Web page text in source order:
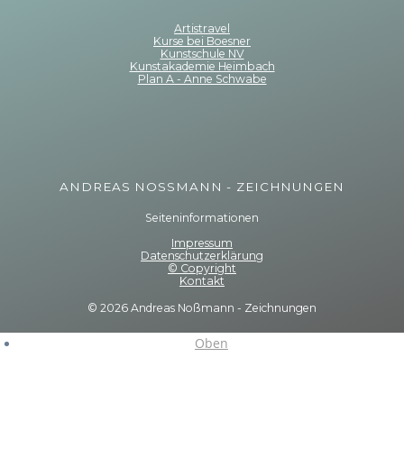
ANDREAS NOSSMANN - ZEICHNUNGEN
Seiteninformationen
Impressum
Datenschutzerklärung
© Copyright
Kontakt
© 2026 Andreas Noßmann - Zeichnungen
Artistravel
Kurse bei Boesner
Kunstschule NV
Kunstakademie Heimbach
Plan A - Anne Schwabe
Oben